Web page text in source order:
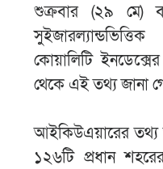
শুক্রবার (২৯ মে)
কোয়ালিটি
থেকে এই তথ্য জানা
আইকিউএয়ারের তথ্য
১২৬টি প্রধান